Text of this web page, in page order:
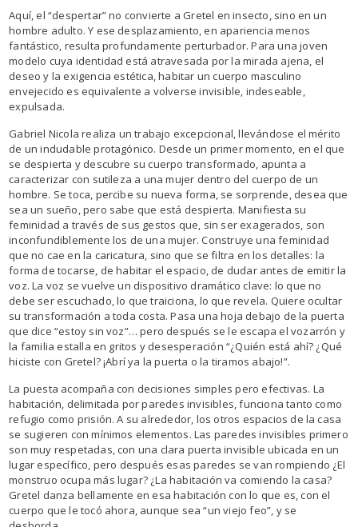
Aquí, el “despertar” no convierte a Gretel en insecto, sino en un
hombre adulto. Y ese desplazamiento, en apariencia menos
fantástico, resulta profundamente perturbador. Para una joven
modelo cuya identidad está atravesada por la mirada ajena, el
deseo y la exigencia estética, habitar un cuerpo masculino
envejecido es equivalente a volverse invisible, indeseable,
expulsada.
Gabriel Nicola realiza un trabajo excepcional, llevándose el mérito
de un indudable protagónico. Desde un primer momento, en el que
se despierta y descubre su cuerpo transformado, apunta a
caracterizar con sutileza a una mujer dentro del cuerpo de un
hombre. Se toca, percibe su nueva forma, se sorprende, desea que
sea un sueño, pero sabe que está despierta. Manifiesta su
feminidad a través de sus gestos que, sin ser exagerados, son
inconfundiblemente los de una mujer. Construye una feminidad
que no cae en la caricatura, sino que se filtra en los detalles: la
forma de tocarse, de habitar el espacio, de dudar antes de emitir la
voz. La voz se vuelve un dispositivo dramático clave: lo que no
debe ser escuchado, lo que traiciona, lo que revela. Quiere ocultar
su transformación a toda costa. Pasa una hoja debajo de la puerta
que dice “estoy sin voz”… pero después se le escapa el vozarrón y
la familia estalla en gritos y desesperación “¿Quién está ahí? ¿Qué
hiciste con Gretel? ¡Abrí ya la puerta o la tiramos abajo!”.
La puesta acompaña con decisiones simples pero efectivas. La
habitación, delimitada por paredes invisibles, funciona tanto como
refugio como prisión. A su alrededor, los otros espacios de la casa
se sugieren con mínimos elementos. Las paredes invisibles primero
son muy respetadas, con una clara puerta invisible ubicada en un
lugar específico, pero después esas paredes se van rompiendo ¿El
monstruo ocupa más lugar? ¿La habitación va comiendo la casa?
Gretel danza bellamente en esa habitación con lo que es, con el
cuerpo que le tocó ahora, aunque sea “un viejo feo”, y se